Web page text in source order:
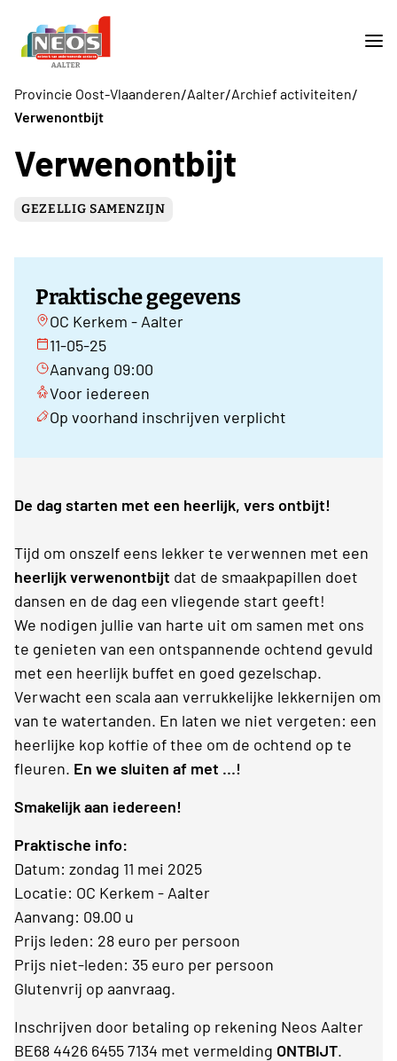
Provincie Oost-Vlaanderen/Aalter/Archief activiteiten/
Verwenontbijt
Verwenontbijt
GEZELLIG SAMENZIJN
Praktische gegevens
OC Kerkem - Aalter
11-05-25
Aanvang 09:00
Voor iedereen
Op voorhand inschrijven verplicht
De dag starten met een heerlijk, vers ontbijt!
Tijd om onszelf eens lekker te verwennen met een
heerlijk verwenontbijt dat de smaakpapillen doet
dansen en de dag een vliegende start geeft!
We nodigen jullie van harte uit om samen met ons
te genieten van een ontspannende ochtend gevuld
met een heerlijk buffet en goed gezelschap.
Verwacht een scala aan verrukkelijke lekkernijen om
van te watertanden. En laten we niet vergeten: een
heerlijke kop koffie of thee om de ochtend op te
fleuren. En we sluiten af met …!
Smakelijk aan iedereen!
Praktische info:
Datum: zondag 11 mei 2025
Locatie: OC Kerkem - Aalter
Aanvang: 09.00 u
Prijs leden: 28 euro per persoon
Prijs niet-leden: 35 euro per persoon
Glutenvrij op aanvraag.
Inschrijven door betaling op rekening Neos Aalter
BE68 4426 6455 7134 met vermelding ONTBIJT.